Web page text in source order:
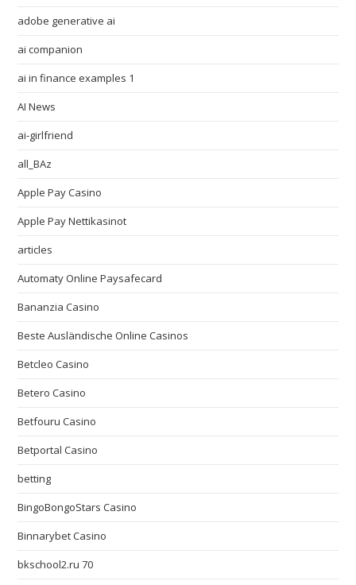
adobe generative ai
ai companion
ai in finance examples 1
AI News
ai-girlfriend
all_BAz
Apple Pay Casino
Apple Pay Nettikasinot
articles
Automaty Online Paysafecard
Bananzia Casino
Beste Ausländische Online Casinos
Betcleo Casino
Betero Casino
Betfouru Casino
Betportal Casino
betting
BingoBongoStars Casino
Binnarybet Casino
bkschool2.ru 70